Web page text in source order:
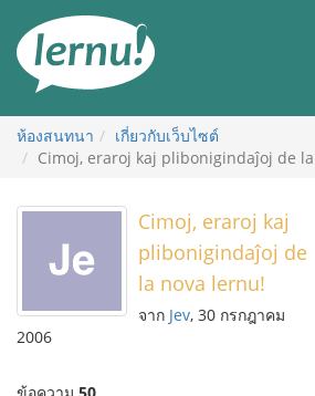
สารบัญ
ห้องสนทนา
เกี่ยวกับเว็บไซต์
Cimoj, eraroj kaj plibonigindaĵoj de
Cimoj, eraroj kaj
plibonigindaĵoj de
la nova lernu!
จาก Jev, 30 กรกฎาคม
2006